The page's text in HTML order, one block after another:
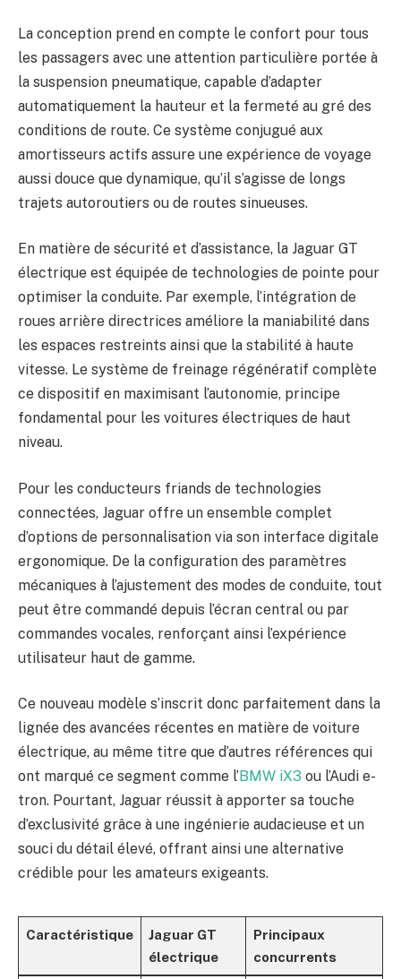
La conception prend en compte le confort pour tous
les passagers avec une attention particulière portée à
la suspension pneumatique, capable d’adapter
automatiquement la hauteur et la fermeté au gré des
conditions de route. Ce système conjugué aux
amortisseurs actifs assure une expérience de voyage
aussi douce que dynamique, qu’il s’agisse de longs
trajets autoroutiers ou de routes sinueuses.
En matière de sécurité et d’assistance, la Jaguar GT
électrique est équipée de technologies de pointe pour
optimiser la conduite. Par exemple, l’intégration de
roues arrière directrices améliore la maniabilité dans
les espaces restreints ainsi que la stabilité à haute
vitesse. Le système de freinage régénératif complète
ce dispositif en maximisant l’autonomie, principe
fondamental pour les voitures électriques de haut
niveau.
Pour les conducteurs friands de technologies
connectées, Jaguar offre un ensemble complet
d’options de personnalisation via son interface digitale
ergonomique. De la configuration des paramètres
mécaniques à l’ajustement des modes de conduite, tout
peut être commandé depuis l’écran central ou par
commandes vocales, renforçant ainsi l’expérience
utilisateur haut de gamme.
Ce nouveau modèle s’inscrit donc parfaitement dans la
lignée des avancées récentes en matière de voiture
électrique, au même titre que d’autres références qui
ont marqué ce segment comme l’BMW iX3 ou l’Audi e-
tron. Pourtant, Jaguar réussit à apporter sa touche
d’exclusivité grâce à une ingénierie audacieuse et un
souci du détail élevé, offrant ainsi une alternative
crédible pour les amateurs exigeants.
Caractéristique
Jaguar GT
électrique
Principaux
concurrents